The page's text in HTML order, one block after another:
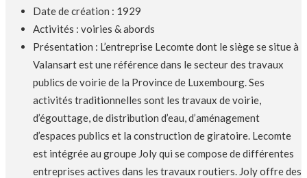
Date de création : 1929
Activités : voiries & abords
Présentation : L’entreprise Lecomte dont le siège se situe à
Valansart est une référence dans le secteur des travaux
publics de voirie de la Province de Luxembourg. Ses
activités traditionnelles sont les travaux de voirie,
d’égouttage, de distribution d’eau, d’aménagement
d’espaces publics et la construction de giratoire. Lecomte
est intégrée au groupe Joly qui se compose de différentes
entreprises actives dans les travaux routiers. Joly offre des